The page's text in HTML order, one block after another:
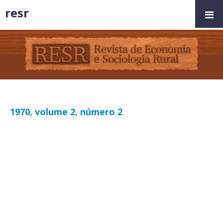
1970, volume 2, número 2
resr